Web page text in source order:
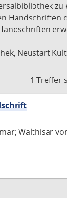
Handschriften
Neustart
1 Treffer
Walthisar